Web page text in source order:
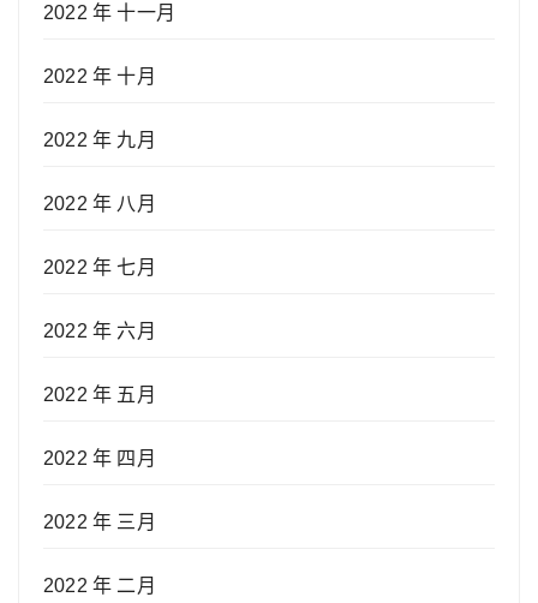
2022 年 十一月
2022 年 十月
2022 年 九月
2022 年 八月
2022 年 七月
2022 年 六月
2022 年 五月
2022 年 四月
2022 年 三月
2022 年 二月